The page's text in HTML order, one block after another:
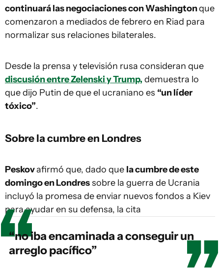
continuará las negociaciones con Washingtonque
comenzaron a mediados de febrero en Riad para
normalizar sus relaciones bilaterales.
Desde la prensa y televisión rusa consideran que
discusión entre Zelenski y Trump, demuestra lo
que dijo Putin de que el ucraniano es “un líder
tóxico”.
Sobre la cumbre en Londres
Peskovafirmó que, dado que la cumbre de este
domingo en Londressobre la guerra de Ucrania
incluyó la promesa de enviar nuevos fondos a Kiev
para ayudar en su defensa, la cita
“no iba encaminada a conseguir un
arreglo pacífico”